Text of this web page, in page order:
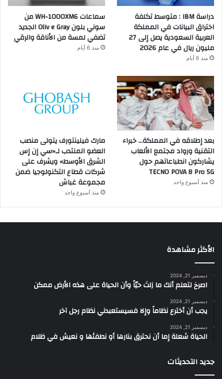
دراسة IBM : متوسط تكلفة
اختراق البيانات في المملكة
العربية السعودية يصل إلى 27
مليون ريال في عام 2026
منذ 6 أيام
سماعات WH-1000XM6 من
سوني بلون Oliv e Gray الجديد
تضفي لمسة من الأناقة والرقي
منذ 6 أيام
بعد إطلاقه في المملكة… خبراء
التقنية ورواد مجتمع الألعاب
يشاركون انطباعاتهم حول
TECNO POVA 8 Pro 5G
منذ أسبوع واحد
مارك فيلينتورف يتولى منصب
العضو المنتدب لـ«سي إن إس
الشرق الأوسط» ويشرف على
شركات قطاع التكنولوجيا ضمن
مجموعة غباش
منذ أسبوع واحد
الأكثر مشاهدة
ديسمبر 21, 2024
‫اصرخ لتعلم أنك ما زلتَ حيّاً وأن الحياة على هذه الأرض ممكن
ديسمبر 21, 2024
يجب أن أخترع نظاماً وإلا فسيستعبدني نظام رجل آخر
ديسمبر 21, 2024
الحياة شعلة إما أن نحترق بنارها أو نطفئها و نعيش في ظلام
جديد التحديثات